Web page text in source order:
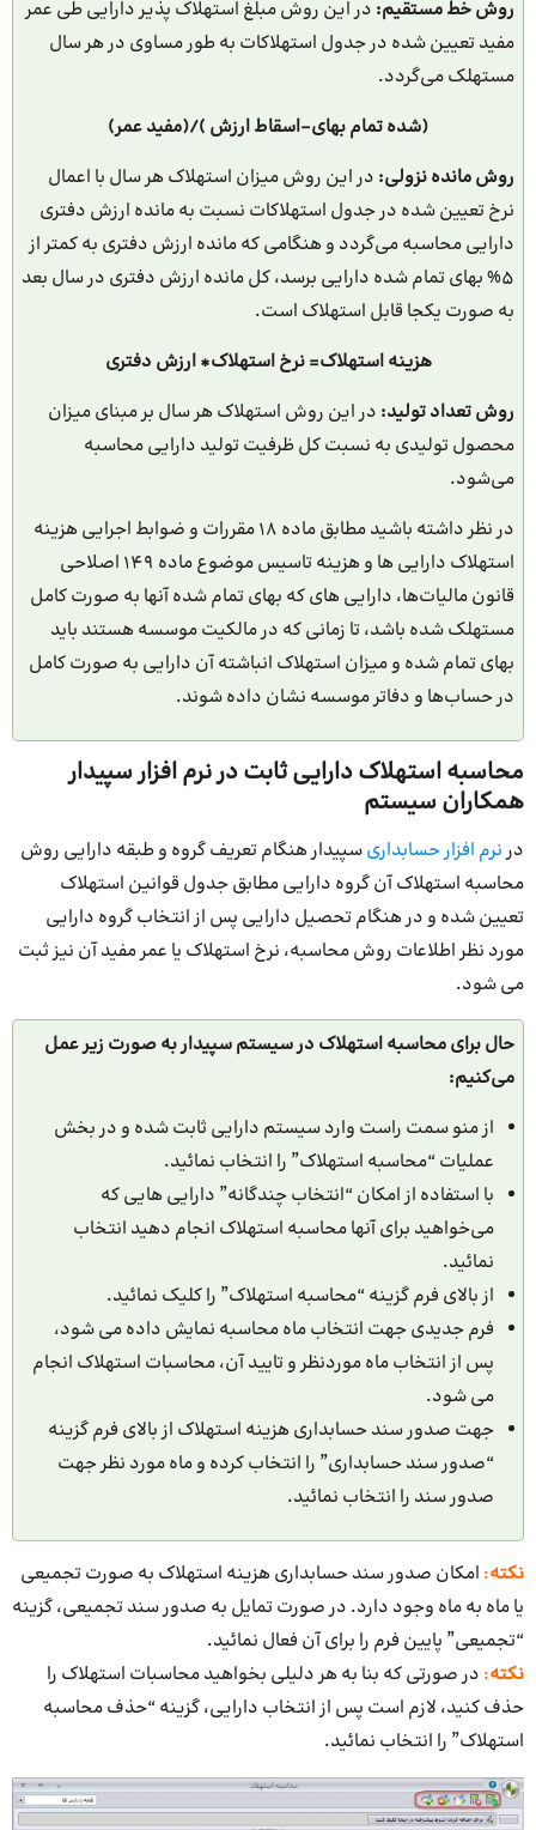
روش خط مستقیم: در این روش مبلغ استهلاک پذیر دارایی طی عمر
مفید تعیین شده در جدول استهلاکات به طور مساوی در هر سال
مستهلک می‌گردد.
(شده تمام بهای-اسقاط ارزش )/(مفید عمر)
روش مانده نزولی: در این روش میزان استهلاک هر سال با اعمال
نرخ تعیین شده در جدول استهلاکات نسبت به مانده ارزش دفتری
دارایی محاسبه می‌گردد و هنگامی که مانده ارزش دفتری به کمتر از
5% بهای تمام شده دارایی برسد، کل مانده ارزش دفتری در سال بعد
به صورت یکجا قابل استهلاک است.
هزینه استهلاک= نرخ استهلاک* ارزش دفتری
روش تعداد تولید: در این روش استهلاک هر سال بر مبنای میزان
محصول تولیدی به نسبت کل ظرفیت تولید دارایی محاسبه
می‌شود.
در نظر داشته باشید مطابق ماده 18 مقررات و ضوابط اجرایی هزینه
استهلاک دارایی ها و هزینه تاسیس موضوع ماده ۱۴۹ اصلاحی
قانون مالیات‌ها، دارایی های که بهای تمام شده آنها به صورت کامل
مستهلک شده باشد، تا زمانی که در مالکیت موسسه هستند باید
بهای تمام شده و میزان استهلاک انباشته آن دارایی به صورت کامل
در حساب‌ها و دفاتر موسسه نشان داده شوند.
محاسبه استهلاک دارایی ثابت در نرم افزار سپیدار
همکاران سیستم
درنرم افزار حسابداریسپیدار هنگام تعریف گروه و طبقه دارایی روش
محاسبه استهلاک آن گروه دارایی مطابق جدول قوانین استهلاک
تعیین شده و در هنگام تحصیل دارایی پس از انتخاب گروه دارایی
مورد نظر اطلاعات روش محاسبه، نرخ استهلاک یا عمر مفید آن نیز ثبت
می شود.
حال برای محاسبه استهلاک در سیستم سپیدار به صورت زیر عمل
می‌کنیم:
از منو سمت راست وارد سیستم دارایی ثابت شده و در بخش
عملیات “محاسبه استهلاک” را انتخاب نمائید.
با استفاده از امکان “انتخاب چندگانه” دارایی هایی که
می‌خواهید برای آنها محاسبه استهلاک انجام دهید انتخاب
نمائید.
از بالای فرم گزینه “محاسبه استهلاک” را کلیک نمائید.
فرم جدیدی جهت انتخاب ماه محاسبه نمایش داده می شود،
پس از انتخاب ماه موردنظر و تایید آن، محاسبات استهلاک انجام
می شود.
جهت صدور سند حسابداری هزینه استهلاک از بالای فرم گزینه
“صدور سند حسابداری” را انتخاب کرده و ماه مورد نظر جهت
صدور سند را انتخاب نمائید.
نکته: امکان صدور سند حسابداری هزینه استهلاک به صورت تجمیعی
یا ماه به ماه وجود دارد. در صورت تمایل به صدور سند تجمیعی، گزینه
“تجمیعی” پایین فرم را برای آن فعال نمائید.
نکته: در صورتی که بنا به هر دلیلی بخواهید محاسبات استهلاک را
حذف کنید، لازم است پس از انتخاب دارایی، گزینه “حذف محاسبه
استهلاک” را انتخاب نمائید.